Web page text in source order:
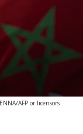
AFP or licensors